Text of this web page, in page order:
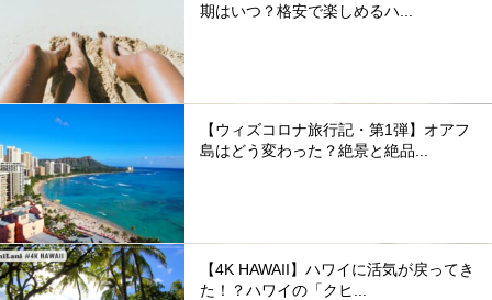
期はいつ？格安で楽しめるハ...
【ウィズコロナ旅行記・第1弾】オアフ
島はどう変わった？絶景と絶品...
【4K HAWAII】ハワイに活気が戻ってき
た！？ハワイの「クヒ...